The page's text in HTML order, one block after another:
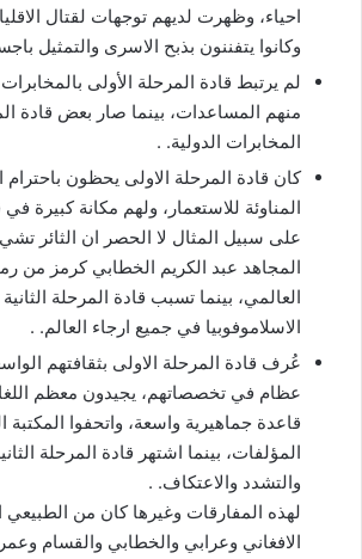
احياء، وظهرت لديهم توجهات لقتال
وكانوا يتفننون بذبح الاسرى والتمثيل
لم يرتبط قادة المرحلة الأولى بالمخابرات
منهم المساعدات، بينما صار بعض قادة
المخابرات الدولية. .
كان قادة المرحلة الاولى يحظون باحترام
المناوئة للاستعمار، ولهم مكانة كبيرة
على سبيل المثال لا الحصر ان الثائر
المجاهد عبد الكريم الخطابي كرمز من
العالمي، بينما تسبب قادة المرحلة
الاسلاموفوبيا في جميع ارجاء العالم. .
عُرف قادة المرحلة الاولى بثقافتهم
عظام في تخصصاتهم، يجيدون معظم
قاعدة جماهيرية واسعة، واتحفوا المكتبة
المؤلفات، بينما اشتهر قادة المرحلة
والتشدد والاعتكاف. .
لهذه المفارقات وغيرها كان من
الافغاني وعرابي والخطابي والقسام